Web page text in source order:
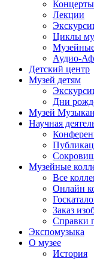
Концерты
Лекции
Циклы
Аудио-
Детский центр
Музей детям
Дни
Музей
Научная
Музейные
Все
Онлайн
Заказ
Справки
Экспомузыка
О музее
История